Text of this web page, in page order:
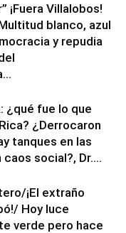
¡Fuera Villalobos!
blanco, azul
y repudia
¿qué fue lo que
¿Derrocaron
tanques en las
social?, Dr....
¡El extraño
Hoy luce
verde pero hace